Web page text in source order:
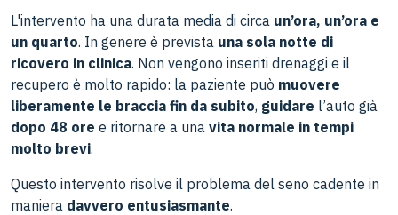
L'intervento ha una durata media di circa un’ora, un’ora e
un quarto. In genere è prevista una sola notte di
ricovero in clinica. Non vengono inseriti drenaggi e il
recupero è molto rapido: la paziente può muovere
liberamente le braccia fin da subito, guidare l’auto già
dopo 48 ore e ritornare a una vita normale in tempi
molto brevi.
Questo intervento risolve il problema del seno cadente in
maniera davvero entusiasmante.